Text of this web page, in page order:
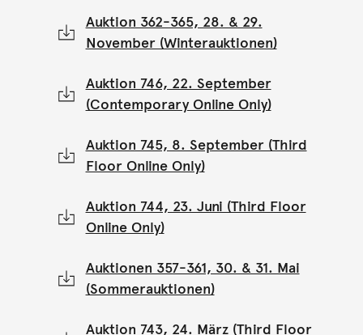
Auktion 362-365, 28. & 29.
November (Winterauktionen)
Auktion 746, 22. September
(Contemporary Online Only)
Auktion 745, 8. September (Third
Floor Online Only)
Auktion 744, 23. Juni (Third Floor
Online Only)
Auktionen 357-361, 30. & 31. Mai
(Sommerauktionen)
Auktion 743, 24. März (Third Floor